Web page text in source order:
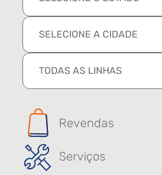
SELECIONE A CIDADE
TODAS AS LINHAS
Revendas
Serviços